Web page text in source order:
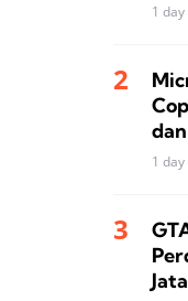
1
1